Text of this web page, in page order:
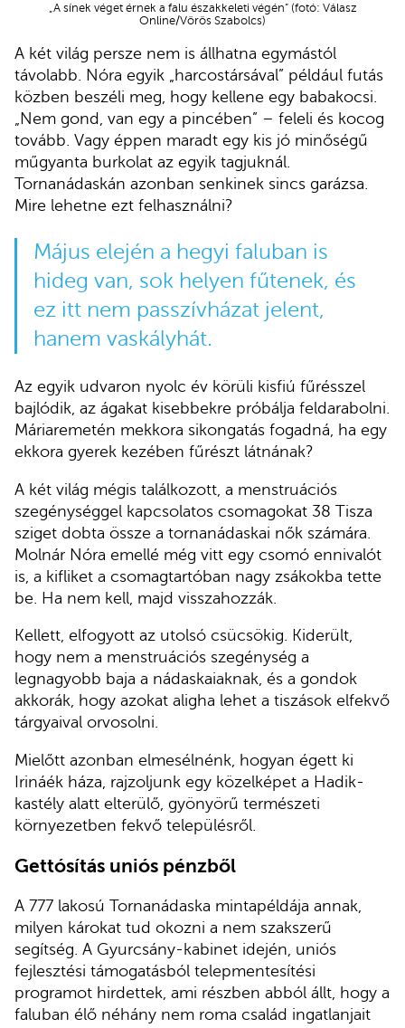
„A sínek véget érnek a falu északkeleti végén” (fotó: Válasz
Online/Vörös Szabolcs)
A két világ persze nem is állhatna egymástól
távolabb. Nóra egyik „harcostársával” például futás
közben beszéli meg, hogy kellene egy babakocsi.
„Nem gond, van egy a pincében” – feleli és kocog
tovább. Vagy éppen maradt egy kis jó minőségű
műgyanta burkolat az egyik tagjuknál.
Tornanádaskán azonban senkinek sincs garázsa.
Mire lehetne ezt felhasználni?
Május elején a hegyi faluban is
hideg van, sok helyen fűtenek, és
ez itt nem passzívházat jelent,
hanem vaskályhát.
Az egyik udvaron nyolc év körüli kisfiú fűrésszel
bajlódik, az ágakat kisebbekre próbálja feldarabolni.
Máriaremetén mekkora sikongatás fogadná, ha egy
ekkora gyerek kezében fűrészt látnának?
A két világ mégis találkozott, a menstruációs
szegénységgel kapcsolatos csomagokat 38 Tisza
sziget dobta össze a tornanádaskai nők számára.
Molnár Nóra emellé még vitt egy csomó ennivalót
is, a kifliket a csomagtartóban nagy zsákokba tette
be. Ha nem kell, majd visszahozzák.
Kellett, elfogyott az utolsó csücsökig. Kiderült,
hogy nem a menstruációs szegénység a
legnagyobb baja a nádaskaiaknak, és a gondok
akkorák, hogy azokat aligha lehet a tiszások elfekvő
tárgyaival orvosolni.
Mielőtt azonban elmesélnénk, hogyan égett ki
Irináék háza, rajzoljunk egy közelképet a Hadik-
kastély alatt elterülő, gyönyörű természeti
környezetben fekvő településről.
Gettósítás uniós pénzből
A 777 lakosú Tornanádaska mintapéldája annak,
milyen károkat tud okozni a nem szakszerű
segítség. A Gyurcsány-kabinet idején, uniós
fejlesztési támogatásból telepmentesítési
programot hirdettek, ami részben abból állt, hogy a
faluban élő néhány nem roma család ingatlanjait